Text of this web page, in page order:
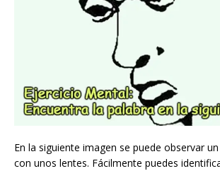
En la siguiente imagen se puede observar
con unos lentes. Fácilmente puedes